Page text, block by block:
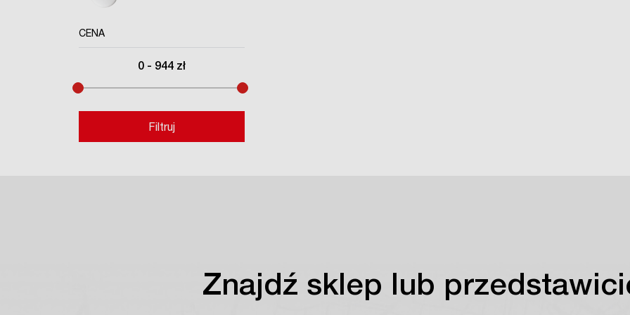
CENA
0 - 944 zł
Filtruj
Znajdź sklep lub